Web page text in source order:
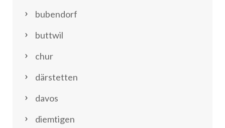
bubendorf
buttwil
chur
därstetten
davos
diemtigen